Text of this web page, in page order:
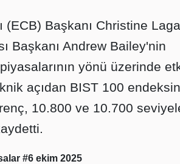
(ECB) Başkanı Christine
Başkanı Andrew Bailey'nin
yönü üzerinde
açıdan BIST 100
10.800 ve 10.700
#6 ekim 2025